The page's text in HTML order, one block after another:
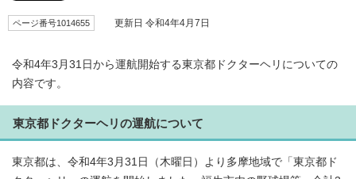
ページ番号1014655 更新日 令和4年4月7日
令和4年3月31日から運航開始する東京都ドクターヘリについての
内容です。
東京都ドクターヘリの運航について
東京都は、令和4年3月31日（木曜日）より多摩地域で「東京都ド